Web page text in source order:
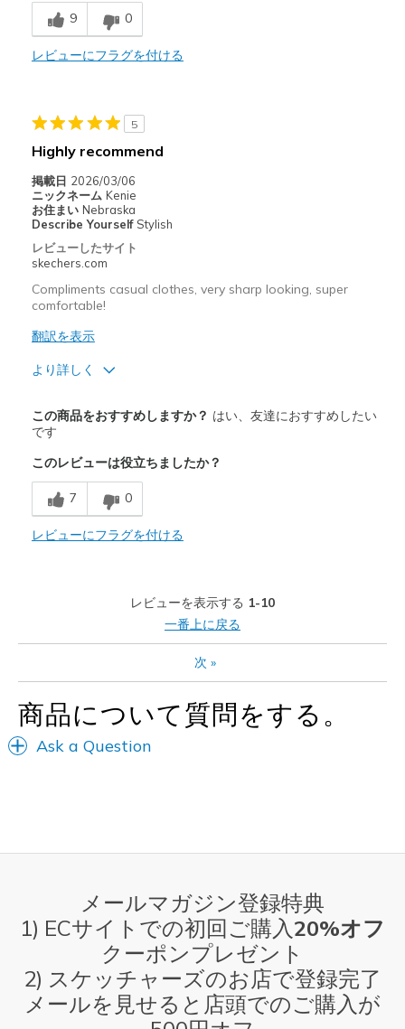
Need Break In
Poor Cushioning
以下に最適
Casual Wear
Width
Sizing
Shoes are for Wearing
9 0
レビューにフラグを付ける
5
Highly recommend
掲載日 2026/03/06
ニックネーム Kenie
お住まい Nebraska
Describe Yourself Stylish
レビューしたサイト
skechers.com
Compliments casual clothes, very sharp looking, super
comfortable!
翻訳を表示
より詳しく
Attractive Design
Comfortable
Stylish
以下に最適
Feels true to width
View On Shoes
I'm Into Shoes
この商品をおすすめしますか？ はい、友達におすすめしたい
です
このレビューは役立ちましたか？
7 0
レビューにフラグを付ける
レビューを表示する 1-10
一番上に戻る
次 »
商品について質問をする。
Ask a Question
メールマガジン登録特典
1) ECサイトでの初回ご購入20%オフ
クーポンプレゼント
2) スケッチャーズのお店で登録完了
メールを見せると店頭でのご購入が